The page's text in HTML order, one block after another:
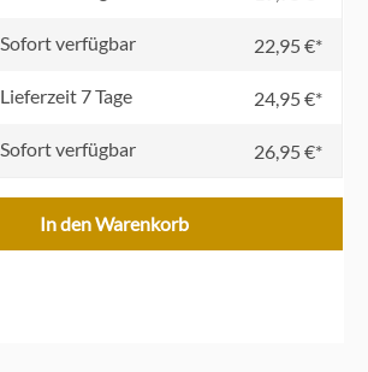
Sofort verfügbar 22,95 €*
Lieferzeit 7 Tage 24,95 €*
Sofort verfügbar 26,95 €*
In den Warenkorb